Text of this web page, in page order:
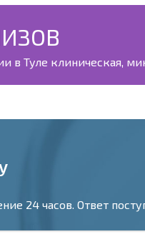
в Туле клиническая,
24 часов. Ответ